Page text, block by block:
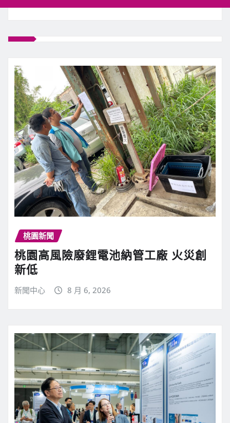
桃園新聞
桃園高風險廢鋰電池納管工廠 火災創
新低
新聞中心 8 月 6, 2026